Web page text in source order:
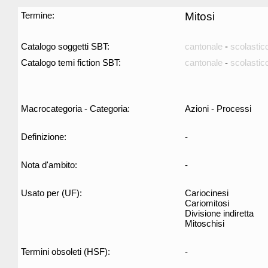
Termine: Mitosi
Catalogo soggetti SBT: cantonale -
Catalogo temi fiction SBT:
cantonale -
Macrocategoria - Categoria: Azioni - Processi
Definizione: -
Nota d'ambito: -
Usato per (UF):
Cariocinesi
Cariomitosi
Divisione indiretta
Mitoschisi
Termini obsoleti (HSF): -